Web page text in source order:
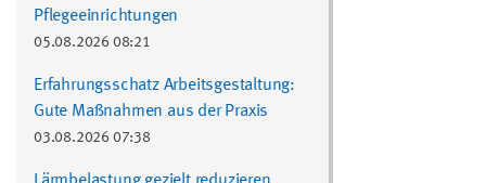
Pflegeeinrichtungen
05.08.2026 08:21
Erfahrungsschatz Arbeitsgestaltung:
Gute Maßnahmen aus der Praxis
03.08.2026 07:38